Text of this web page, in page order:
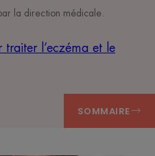
la direction médicale
traiter l’eczéma et le
SOMMAIRE